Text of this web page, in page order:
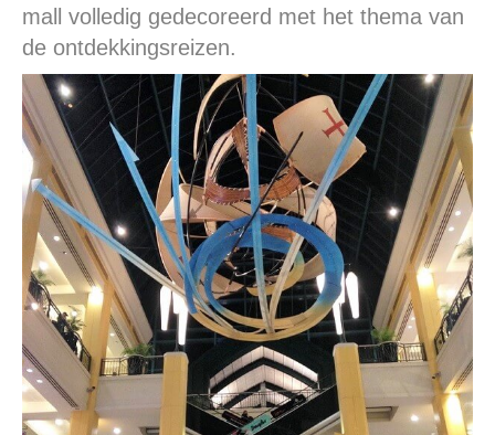
mall volledig gedecoreerd met het thema van
de ontdekkingsreizen.